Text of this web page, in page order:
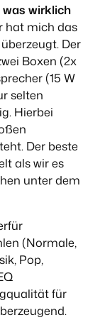
was wirklich
hat mich das
Der
Boxen (2x
(15 W
selten
Hierbei
Der beste
als wir es
unter dem
(Normale,
Pop,
für